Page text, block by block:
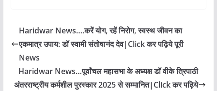
Haridwar News….करें योग, रहें निरोग, स्वस्थ जीवन का
एकमात्र उपाय: डॉ स्वामी संतोषानंद देव|Click कर पढ़िये पूरी
News
Haridwar News…पूर्वांचल महासभा के अध्यक्ष डॉ वीके त्रिपाठी
अंतरराष्ट्रीय कर्मशील पुरस्कार 2025 से सम्मानित|Click कर पढ़िये